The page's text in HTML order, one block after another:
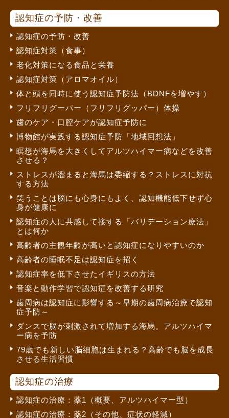
認知症の予防・改善
認知症の予防・改善
認知症対策（食事）
老化対策になる食品と栄養
認知症対策（アロマオイル）
体と頭を同時に使う認知症予防法（BDNFを増やす）
フリフリグーパー（フリフリグッパー）体操
歯のケア・口腔ケアが認知症予防に
博物館が実践する認知症予防「地域回想法」
瞑想が海馬を大きくしてアルツハイマー病などを改善
させる？
ストレスが溜まると海馬は委縮する？ストレスに対抗
する方法
笑うことは脳にも心身にもよく、認知機能低下せず心
身が健康に
認知症の人に共感して接する「バリデーション療法」
とは何か
高齢者の主観年齢が高いと認知症になりやすいのか
高齢者の睡眠不足は認知症を招く
認知症率を低下させたイギリスの方法
音楽と動作学習で認知症を改善する研究
歯周病は認知症に影響する～早期の歯周病治療で認知
症予防～
ダンスで脳が刺激されて増加する海馬。アルツハイマ
ー病を予防
79歳でも新しい脳細胞は生まれる？高齢でも脳を成長
させる生活習慣
認知症の治療
認知症の治療：薬1（概要、アルツハイマー型）
認知症の治療：薬2（その他、症状の軽減）